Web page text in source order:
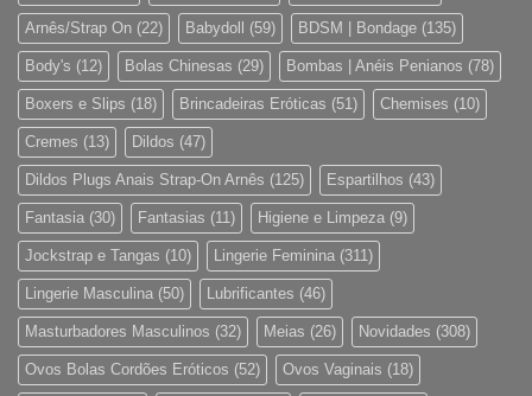
Arnês/Strap On (22) Babydoll (59) BDSM | Bondage (135)
Body's (12) Bolas Chinesas (29) Bombas | Anéis Penianos (78)
Boxers e Slips (18) Brincadeiras Eróticas (51) Chemises (10)
Cremes (13) Dildos (47)
Dildos Plugs Anais Strap-On Arnês (125) Espartilhos (43)
Fantasia (30) Fantasias (11) Higiene e Limpeza (9)
Jockstrap e Tangas (10) Lingerie Feminina (311)
Lingerie Masculina (50) Lubrificantes (46)
Masturbadores Masculinos (32) Meias (26) Novidades (308)
Ovos Bolas Cordões Eróticos (52) Ovos Vaginais (18)